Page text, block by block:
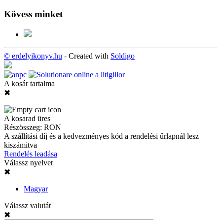
Kövess minket
© erdelyikonyv.hu - Created with Soldigo
A kosár tartalma
✖
A kosarad üres
Részösszeg: RON
A szállítási díj és a kedvezményes kód a rendelési űrlapnál lesz
kiszámítva
Rendelés leadása
Válassz nyelvet
✖
Magyar
Válassz valutát
✖